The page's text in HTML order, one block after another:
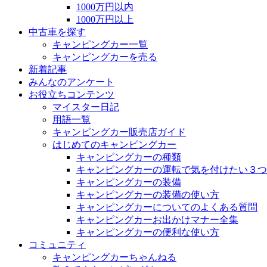
1000万円以内
1000万円以上
中古車を探す
キャンピングカー一覧
キャンピングカーを売る
新着記事
みんなのアンケート
お役立ちコンテンツ
マイスター日記
用語一覧
キャンピングカー販売店ガイド
はじめてのキャンピングカー
キャンピングカーの種類
キャンピングカーの運転で気を付けたい３
キャンピングカーの装備
キャンピングカーの装備の使い方
キャンピングカーについてのよくある質問
キャンピングカーお出かけマナー全集
キャンピングカーの便利な使い方
コミュニティ
キャンピングカーちゃんねる